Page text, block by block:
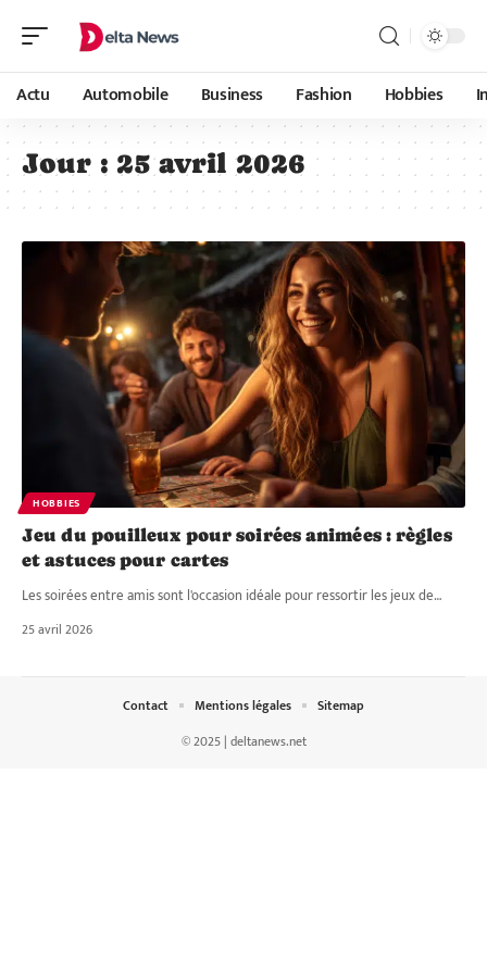
Actu Automobile Business Fashion Hobbies
Jour : 25 avril 2026
HOBBIES
Jeu du pouilleux pour soirées animées : règles
et astuces pour cartes
Les soirées entre amis sont l'occasion idéale pour ressortir les jeux de…
25 avril 2026
© 2025 | deltanews.net
Contact Mentions légales Sitemap